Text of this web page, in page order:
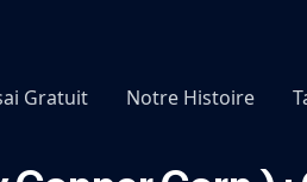
Gratuit Notre Histoire